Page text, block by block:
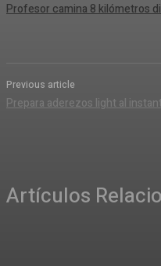
Profesor camina 8 kilómetros
Previous article
Prepara aderezos light al
Artículos